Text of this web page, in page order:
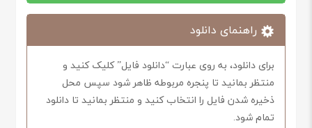
راهنمای دانلود
برای دانلود، به روی عبارت “دانلود فایل” کلیک کنید و
منتظر بمانید تا پنجره مربوطه ظاهر شود سپس محل
ذخیره شدن فایل را انتخاب کنید و منتظر بمانید تا دانلود
تمام شود.